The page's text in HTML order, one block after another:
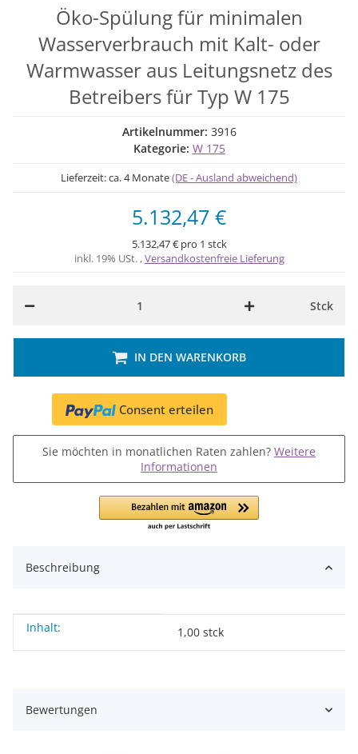
Öko-Spülung für minimalen
Wasserverbrauch mit Kalt- oder
Warmwasser aus Leitungsnetz des
Betreibers für Typ W 175
Artikelnummer: 3916
Kategorie: W 175
Lieferzeit:ca. 4 Monate(DE - Ausland abweichend)
5.132,47 €
5.132,47 € pro 1 stck
inkl. 19% USt. ,Versandkostenfreie Lieferung
Stck
IN DEN WARENKORB
Consent erteilen
Sie möchten in monatlichen Raten zahlen? Weitere
Informationen
Beschreibung
Produkteigenschaft
Wert
Inhalt: 1,00 stck
Bewertungen